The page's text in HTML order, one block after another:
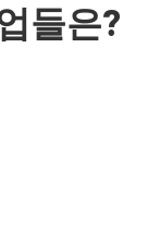
들은?